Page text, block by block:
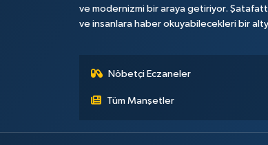
ve modernizmi bir araya getiriyor.
ve insanlara haber okuyabilecekleri bir
Nöbetçi Eczaneler
Tüm Manşetler